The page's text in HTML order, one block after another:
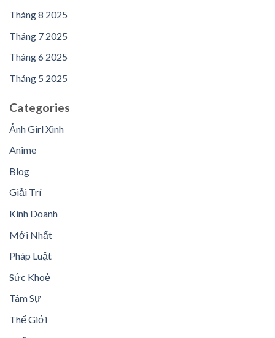
Tháng 8 2025
Tháng 7 2025
Tháng 6 2025
Tháng 5 2025
Categories
Ảnh Girl Xinh
Anime
Blog
Giải Trí
Kinh Doanh
Mới Nhất
Pháp Luật
Sức Khoẻ
Tâm Sự
Thế Giới